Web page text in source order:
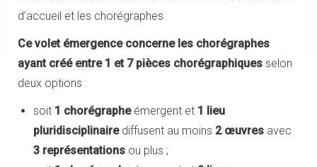
d’accueil et les chorégraphes.
Ce volet émergence concerne les chorégraphes
ayant créé entre 1 et 7 pièces chorégraphiques selon
deux options :
soit 1 chorégrapheémergent et 1 lieu
pluridisciplinairediffusent au moins 2 œuvres avec
3 représentations ou plus ;